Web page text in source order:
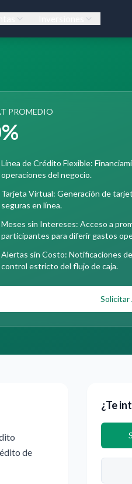
PROMEDIO
Línea de Crédito Flexible:
operaciones del negocio.
Tarjeta Virtual: Generación de
seguras en línea.
Meses sin Intereses: Acceso a
participantes para diferir gastos
Alertas sin Costo: Notificaciones
control estricto del flujo de caja.
Solicitar
de
¿Te